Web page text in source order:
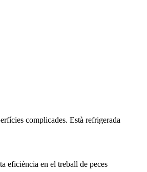
complicades. Està refrigerada
eficiència en el treball de peces